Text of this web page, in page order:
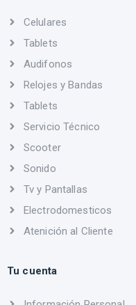
Celulares
Tablets
Audifonos
Relojes y Bandas
Tablets
Servicio Técnico
Scooter
Sonido
Tv y Pantallas
Electrodomesticos
Atenición al Cliente
Tu cuenta